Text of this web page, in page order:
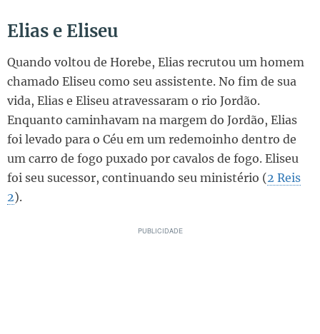
Elias e Eliseu
Quando voltou de Horebe, Elias recrutou um homem
chamado Eliseu como seu assistente. No fim de sua
vida, Elias e Eliseu atravessaram o rio Jordão.
Enquanto caminhavam na margem do Jordão, Elias
foi levado para o Céu em um redemoinho dentro de
um carro de fogo puxado por cavalos de fogo. Eliseu
foi seu sucessor, continuando seu ministério (2 Reis
2).